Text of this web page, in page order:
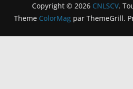
Copyright © 2026 CNLSCV.
Theme ColorMagpar ThemeGrill.